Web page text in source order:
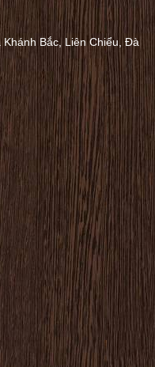
Bắc, Liên Chiểu, Đà